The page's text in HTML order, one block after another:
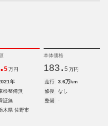
.5 万円
本体価格
183. 5 万円
年 走行
3.6万km
検整備無 修復
なし
証無 整備
-
木県 佐野市